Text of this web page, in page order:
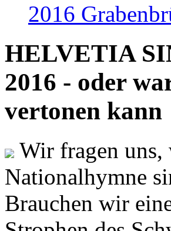
2016
HELVETIA
2016 - oder
vertonen kann
Wir fragen uns,
Nationalhymne
Brauchen wir